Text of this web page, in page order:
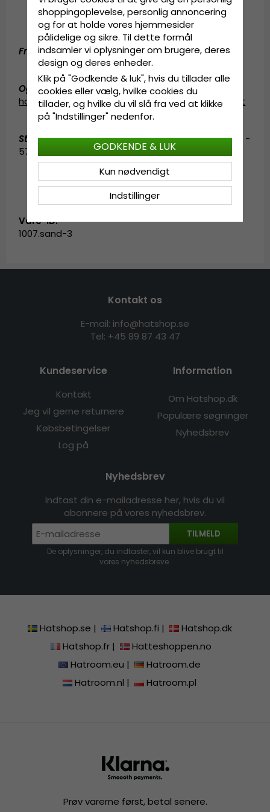
6 luftehuller.
Svedbånd.
UV-beskyttelse 50+.
Fremstillet af:100 procent ægte læder.
Også kendt som (AKA):fedora
hat
fedorahat,læderhat,cowboy hat,cowboyhat
Størrelsesinformation:Medium - 55-56 cm. Large -
57-58 cm. X-Large - 59-60 cm.
Vare-ID:
1007.sand-3
Kontakt os
E-mail: info@hatshop.se
Tel: +45 89 87 43 47
Kundeservice
Kontakt
Jeg vil gerne returnere
Købsbetingelser
Log på
Information
Om Hatshop.dk
Populære søgninger
Nyhedsbrev
Nyhedsbrev
Indtast din e-mailadresse her, hvis du vil
abonnere på vores nyhedsbrev.
TILMELD
De oplysninger, du indtaster, vil kun blive brugt til
vores nyhedsbreve.
Hatshop.se | Hatshop.fi |
Hatshop.dk
Hatshop.fr|
Hatteshoppen.no
Hatroom.eu |
Hatroom.de
Hatroom.nl | Hatroom.pl
Prøv varerne først, betal senere.
shoppingoplevelse, personlig annoncering
og for at holde vores hjemmesider
pålidelige og sikre. Til dette formål
indsamler vi oplysninger om brugere, deres
design og deres enheder.
Klik på "Godkende & luk", hvis du tillader alle
cookies eller vælg, hvilke cookies du
tillader, og hvilke du vil slå fra ved at klikke
på "Indstillinger" nedenfor.
Indstillinger
Kun nødvendigt
GODKENDE & LUK